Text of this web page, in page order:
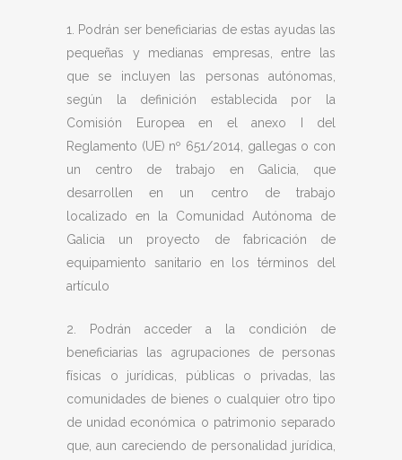
1. Podrán ser beneficiarias de estas ayudas las
pequeñas y medianas empresas, entre las
que se incluyen las personas autónomas,
según la definición establecida por la
Comisión Europea en el anexo I del
Reglamento (UE) nº 651/2014, gallegas o con
un centro de trabajo en Galicia, que
desarrollen en un centro de trabajo
localizado en la Comunidad Autónoma de
Galicia un proyecto de fabricación de
equipamiento sanitario en los términos del
artículo
2. Podrán acceder a la condición de
beneficiarias las agrupaciones de personas
físicas o jurídicas, públicas o privadas, las
comunidades de bienes o cualquier otro tipo
de unidad económica o patrimonio separado
que, aun careciendo de personalidad jurídica,